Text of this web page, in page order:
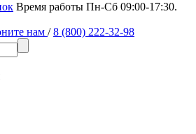
Время работы Пн-Сб 09:00-17:30.
нам / 8 (800) 222-32-98